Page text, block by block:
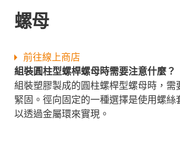
螺母
組裝圓柱型螺桿螺母時需要注意什麼？
組裝塑膠製成的圓柱螺桿型螺母時，需
緊固。徑向固定的一種選擇是使用螺絲
以透過金屬環來實現。
前往線上商店